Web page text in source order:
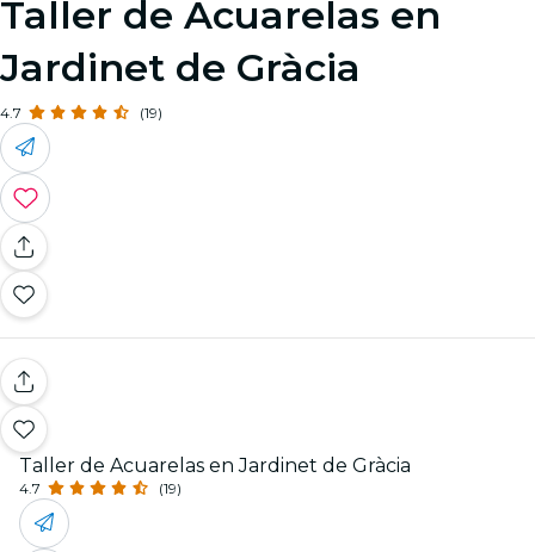
Taller de Acuarelas en
Jardinet de Gràcia
4.7 (19)
Taller de Acuarelas en Jardinet de Gràcia
4.7 (19)